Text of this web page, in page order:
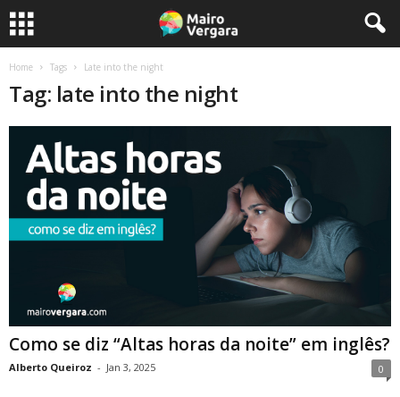
Home Tags Late into the night
Tag: late into the night
Como se diz “Altas horas da noite” em inglês?
Alberto Queiroz - Jan 3, 2025 0